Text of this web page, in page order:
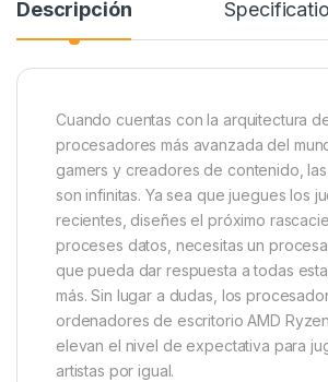
Descripción
Cuando cuentas con la arquitectura
procesadores más avanzada del
gamers y creadores de contenido,
son infinitas. Ya sea que juegues los
recientes, diseñes el próximo
proceses datos, necesitas un
que pueda dar respuesta a todas
más. Sin lugar a dudas, los
ordenadores de escritorio AMD
elevan el nivel de expectativa para
artistas por igual.